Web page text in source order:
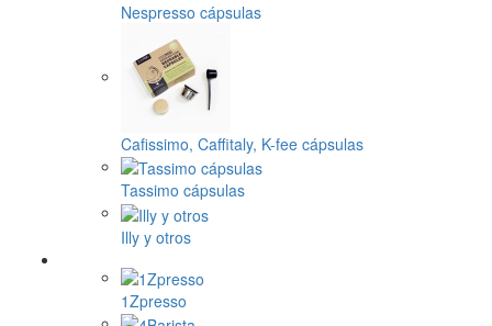
Nespresso cápsulas
Cafissimo, Caffitaly, K-fee cápsulas
Tassimo cápsulas
Illy y otros
1Zpresso